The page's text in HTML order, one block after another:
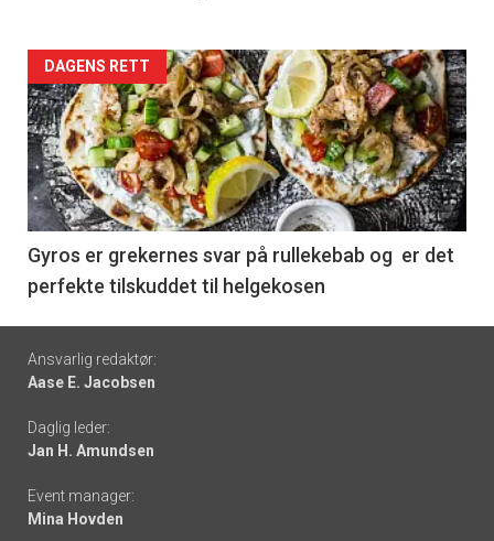
Forsiden
akkurat
nå
-
6
DAGENS RETT
Gyros er grekernes svar på rullekebab og er det
perfekte tilskuddet til helgekosen
Footer
-
links
Ansvarlig redaktør:
Aase E. Jacobsen
Daglig leder:
Jan H. Amundsen
Event manager:
Mina Hovden